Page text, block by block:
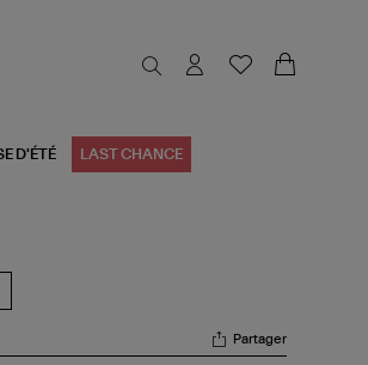
D'ÉTÉ LAST CHANCE
Partager